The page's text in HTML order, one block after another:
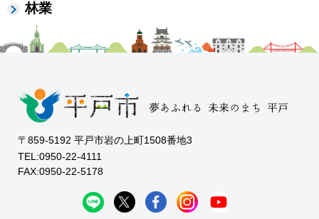
林業
〒859-5192 平戸市岩の上町1508番地3
TEL:0950-22-4111
FAX:0950-22-5178